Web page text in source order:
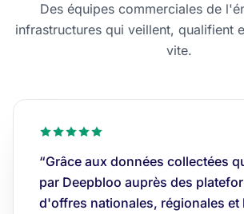
Des équipes commerciales de
infrastructures qui veillent, qualifient
vite.
“Grâce aux données collectées
par Deepbloo auprès des
d'offres nationales, régionales et